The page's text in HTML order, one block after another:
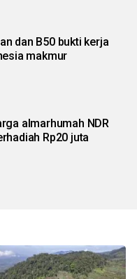
dan B50 bukti kerja
makmur
almarhumah NDR
Rp20 juta